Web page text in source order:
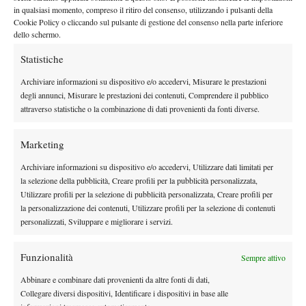
in qualsiasi momento, compreso il ritiro del consenso, utilizzando i pulsanti della
Cookie Policy o cliccando sul pulsante di gestione del consenso nella parte inferiore
dello schermo.
Statistiche
Archiviare informazioni su dispositivo e/o accedervi, Misurare le prestazioni
degli annunci, Misurare le prestazioni dei contenuti, Comprendere il pubblico
attraverso statistiche o la combinazione di dati provenienti da fonti diverse.
Marketing
Archiviare informazioni su dispositivo e/o accedervi, Utilizzare dati limitati per
la selezione della pubblicità, Creare profili per la pubblicità personalizzata,
Utilizzare profili per la selezione di pubblicità personalizzata, Creare profili per
la personalizzazione dei contenuti, Utilizzare profili per la selezione di contenuti
personalizzati, Sviluppare e migliorare i servizi.
Funzionalità Sempre attivo
Abbinare e combinare dati provenienti da altre fonti di dati,
Collegare diversi dispositivi, Identificare i dispositivi in base alle
giocare”. Vittorioso per 6-3 su Vincenzo Santopadre e per 6-2 su
Marco Meneschincheri, il direttore degli Internazionali BNL
campo perché un po’ di sana competizione fa sempre bene. Lo
spirito incarnato dall’ATV Legends Open è proprio questo e
spero che sia la prima edizione di una lunga serie”. Ad aprire il
programma della giornata conclusiva sarà, a partire dalle ore 10,
Santopadre e Starace, della finale quinto e sesto posto tra Stefano
Cobolli e Marco Meneschincheri e della finalissima del torneo.
Poliandri: “Credo in un futuro per questo torneo”– Dopo un
inizio così, l’organizzazione del torneo non può che essere
soddisfatta e sognare in grande, come confermato da Tommaso
Era venuto all’Antico Tiro a Volo per seguire le partite del padre
Stefano e ci ha dato la sua disponibilità per disputare un match
tie-break e per regalare una bellissima esperienza a tutto il